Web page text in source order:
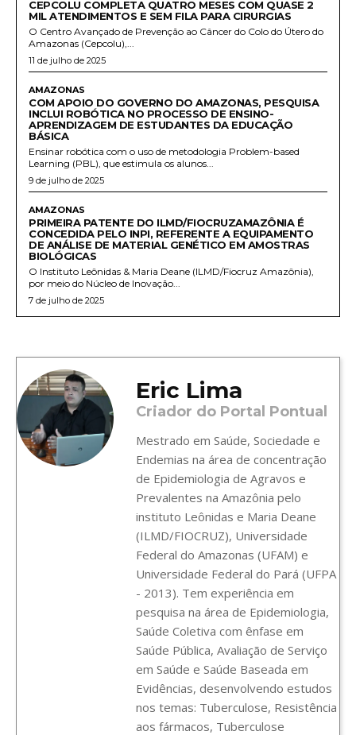
CEPCOLU COMPLETA QUATRO MESES COM QUASE 2
MIL ATENDIMENTOS E SEM FILA PARA CIRURGIAS
O Centro Avançado de Prevenção ao Câncer do Colo do Útero do
Amazonas (Cepcolu),...
11 de julho de 2025
AMAZONAS
COM APOIO DO GOVERNO DO AMAZONAS, PESQUISA
INCLUI ROBÓTICA NO PROCESSO DE ENSINO-
APRENDIZAGEM DE ESTUDANTES DA EDUCAÇÃO
BÁSICA
Ensinar robótica com o uso de metodologia Problem-based
Learning (PBL), que estimula os alunos...
9 de julho de 2025
AMAZONAS
PRIMEIRA PATENTE DO ILMD/FIOCRUZAMAZÔNIA É
CONCEDIDA PELO INPI, REFERENTE A EQUIPAMENTO
DE ANÁLISE DE MATERIAL GENÉTICO EM AMOSTRAS
BIOLÓGICAS
O Instituto Leônidas & Maria Deane (ILMD/Fiocruz Amazônia),
por meio do Núcleo de Inovação...
7 de julho de 2025
Eric Lima
Criador do Portal Pontual
Mestrado em Saúde, Sociedade e
Endemias na área de concentração
de Epidemiologia de Agravos e
Prevalentes na Amazônia pelo
instituto Leônidas e Maria Deane
(ILMD/FIOCRUZ), Universidade
Federal do Amazonas (UFAM) e
Universidade Federal do Pará (UFPA
- 2013). Tem experiência em
pesquisa na área de Epidemiologia,
Saúde Coletiva com ênfase em
Saúde Pública, Avaliação de Serviço
em Saúde e Saúde Baseada em
Evidências, desenvolvendo estudos
nos temas: Tuberculose, Resistência
aos fármacos, Tuberculose